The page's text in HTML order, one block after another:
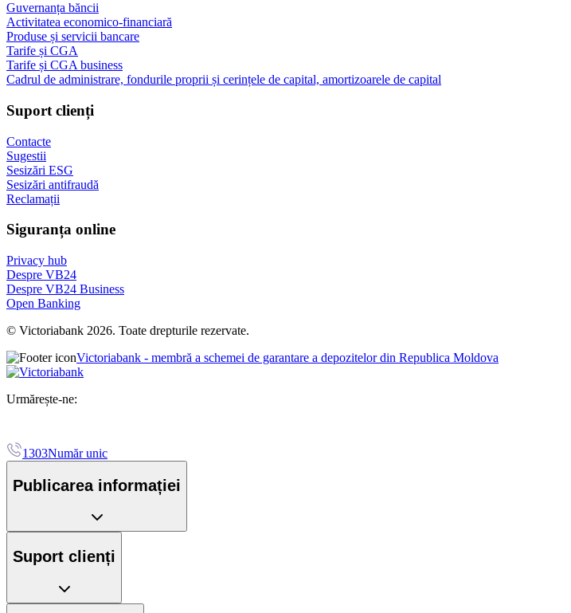
Guvernanța băncii
Activitatea economico-financiară
Produse și servicii bancare
Tarife și CGA
Tarife și CGA business
Cadrul de administrare, fondurile proprii și cerințele de capital, amortizoarele de capital
Suport clienți
Contacte
Sugestii
Sesizări ESG
Sesizări antifraudă
Reclamații
Siguranța online
Privacy hub
Despre VB24
Despre VB24 Business
Open Banking
© Victoriabank 2026. Toate drepturile rezervate.
Victoriabank - membră a schemei de garantare a depozitelor din Republica Moldova
Urmărește-ne:
1303Număr unic
Publicarea informației
Suport clienți